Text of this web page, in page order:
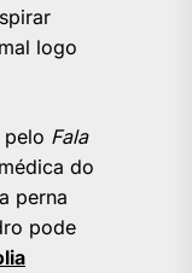
logo
Fala
do
perna
pode